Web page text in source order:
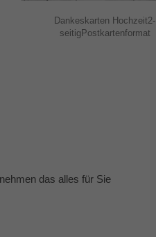
Dankeskarten Hochzeit2-
seitigPostkartenformat
das alles für Sie